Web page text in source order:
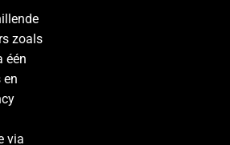
zoals
één
en
via